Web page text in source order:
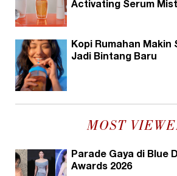
Activating Serum Mist
Kopi Rumahan Makin
Jadi Bintang Baru
MOST
Parade Gaya di Blue
Awards 2026